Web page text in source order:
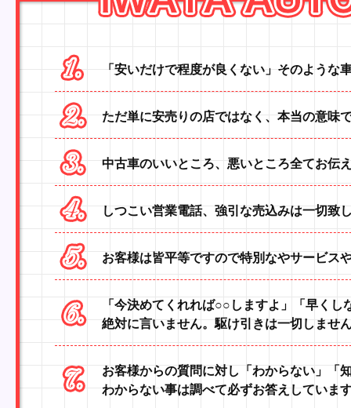
「安いだけで程度が良くない」そのような
ただ単に安売りの店ではなく、本当の意味
中古車のいいところ、悪いところ全てお伝
しつこい営業電話、強引な売込みは一切致
お客様は皆平等ですので特別なやサービス
「今決めてくれれば○○しますよ」「早く
絶対に言いません。駆け引きは一切しませ
お客様からの質問に対し「わからない」「
わからない事は調べて必ずお答えしていま